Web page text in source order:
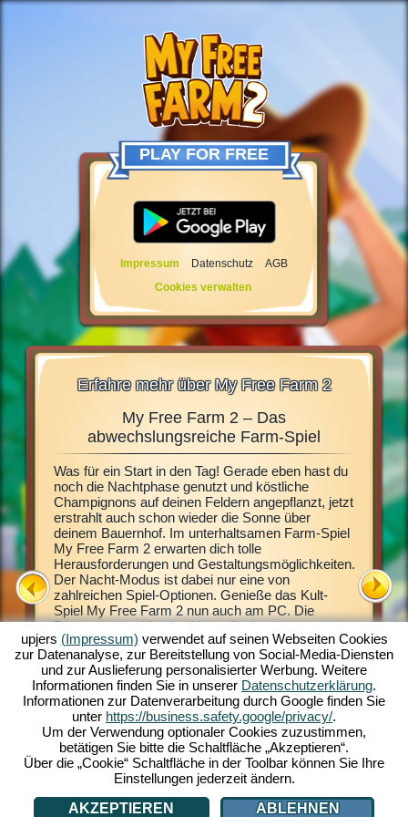
PLAY FOR FREE
Impressum Datenschutz
AGB
Cookies verwalten
Erfahre mehr über My Free Farm 2
es
nun
My Free Farm 2 – Das
abwechslungsreiche Farm-Spiel
Was für ein Start in den Tag! Gerade eben hast du
noch die Nachtphase genutzt und köstliche
Champignons auf deinen Feldern angepflanzt, jetzt
erstrahlt auch schon wieder die Sonne über
deinem Bauernhof. Im unterhaltsamen Farm-Spiel
My Free Farm 2 erwarten dich tolle
Herausforderungen und Gestaltungsmöglichkeiten.
Der Nacht-Modus ist dabei nur eine von
zahlreichen Spiel-Optionen. Genieße das Kult-
Spiel My Free Farm 2 nun auch am PC. Die
Browsergame-Version bietet dir ein
herausragendes Farm-Spiel-Erlebnis. Halte und
züchte Tiere, bewirtschafte deine Felder, hol die
Ernte ein und stelle leckere Waren für deine
Kunden her. Registriere dich gratis und spiel mit!
auch
die
Kunden
dich in
upjers (Impressum) verwendet auf seinen Webseiten Cookies
zur Datenanalyse, zur Bereitstellung von Social-Media-Diensten
und zur Auslieferung personalisierter Werbung. Weitere
Informationen finden Sie in unserer Datenschutzerklärung.
Informationen zur Datenverarbeitung durch Google finden Sie
unter https://business.safety.google/privacy/.
Um der Verwendung optionaler Cookies zuzustimmen,
betätigen Sie bitte die Schaltfläche „Akzeptieren“.
Über die „Cookie“ Schaltfläche in der Toolbar können Sie Ihre
Einstellungen jederzeit ändern.
AKZEPTIEREN
ABLEHNEN